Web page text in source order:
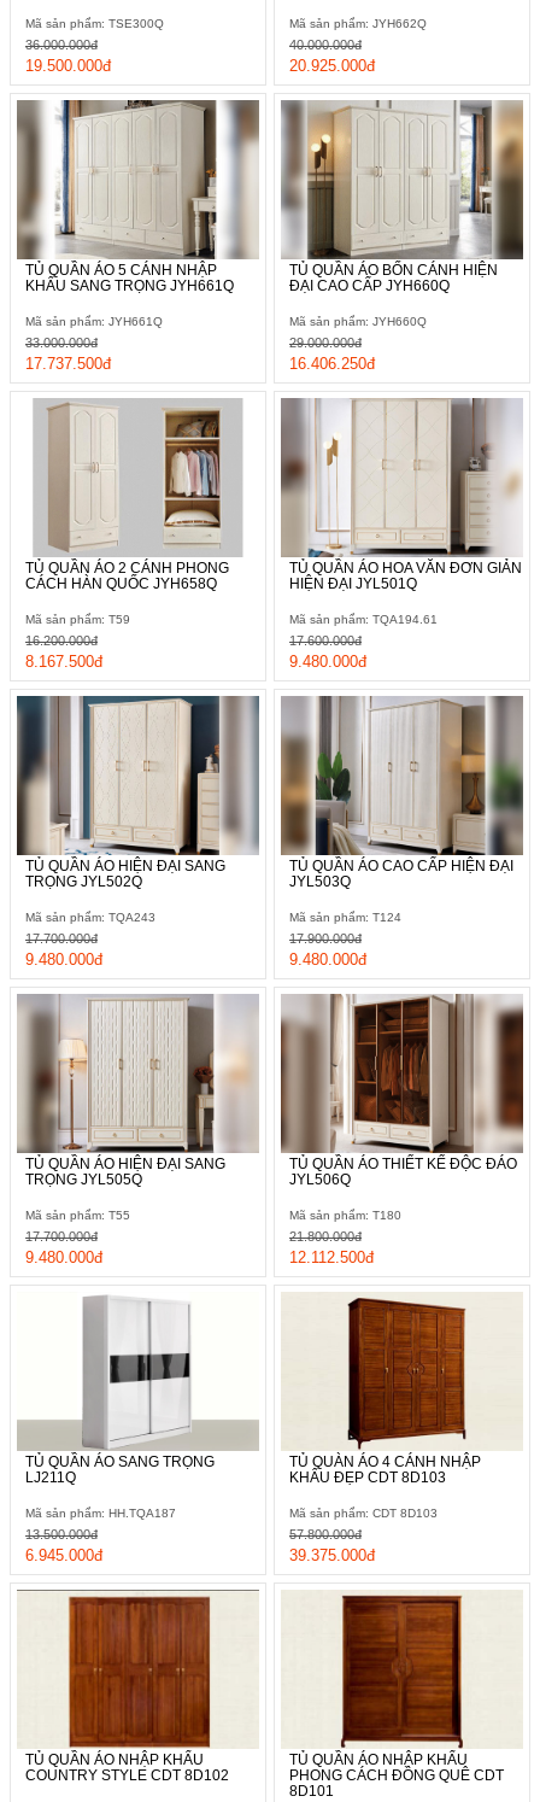
Nếu bạn yêu thích sự mới lạ, đột phá thì kiểu dáng tủ quần áo
kịch trần sẽ là gợi ý hoàn hảo nhất dành cho bạn. Không chỉ tạo
nét chấm phá siêu ấn tượng cho phòng ngủ, nó còn tiết kiệm tối
đa không gian sống. Sản phẩm cực kỳ phù hợp cho nhà trọ,
nhà phố có diện tích khiêm tốn hoặc căn hộ chung cư. Ngoài
thiết kế tủ quần áo sát trần, bạn có thể cân nhắc thêm tủ quần
áo 3 cánh kết hợp tủ góc.
Những mẫu tủ đứng thông thường khiến bạn nhàm chán thì
chiếc tủ quần áo kèm kệ góc này sẽ cuốn hút ánh nhìn của bạn
ngay từ giây phút đầu tiên. Bạn sẽ tiếc "hùi hụi" nếu không thử
sử dụng thiết kế này ít nhất một lần. Sản phẩm là một giải pháp
tuyệt vời cho nội thất phòng ngủ hiện đại khi mang đến tính
thẩm mỹ cao, sự tiện nghi cho gia chủ.
Mã sản phẩm: TSE300Q
19.500.000đ
36.000.000đ
Mã sản phẩm: JYH662Q
20.925.000đ
40.000.000đ
TỦ QUẦN ÁO 5 CÁNH NHẬP
KHẨU SANG TRỌNG JYH661Q
Mã sản phẩm: JYH661Q
17.737.500đ
33.000.000đ
TỦ QUẦN ÁO BỐN CÁNH HIỆN
ĐẠI CAO CẤP JYH660Q
Mã sản phẩm: JYH660Q
16.406.250đ
29.000.000đ
TỦ QUẦN ÁO 2 CÁNH PHONG
CÁCH HÀN QUỐC JYH658Q
Mã sản phẩm: T59
8.167.500đ
16.200.000đ
TỦ QUẦN ÁO HOA VĂN ĐƠN GIẢN
HIỆN ĐẠI JYL501Q
Mã sản phẩm: TQA194.61
9.480.000đ
17.600.000đ
TỦ QUẦN ÁO HIỆN ĐẠI SANG
TRỌNG JYL502Q
Mã sản phẩm: TQA243
9.480.000đ
17.700.000đ
TỦ QUẦN ÁO CAO CẤP HIỆN ĐẠI
JYL503Q
Mã sản phẩm: T124
9.480.000đ
17.900.000đ
TỦ QUẦN ÁO HIỆN ĐẠI SANG
TRỌNG JYL505Q
Mã sản phẩm: T55
9.480.000đ
17.700.000đ
TỦ QUẦN ÁO THIẾT KẾ ĐỘC ĐÁO
JYL506Q
Mã sản phẩm: T180
12.112.500đ
21.800.000đ
TỦ QUẦN ÁO SANG TRỌNG
LJ211Q
Mã sản phẩm: HH.TQA187
6.945.000đ
13.500.000đ
TỦ QUÀN ÁO 4 CÁNH NHẬP
KHẨU ĐẸP CDT 8D103
Mã sản phẩm: CDT 8D103
39.375.000đ
57.800.000đ
TỦ QUẦN ÁO NHẬP KHẨU
COUNTRY STYLE CDT 8D102
TỦ QUẦN ÁO NHẬP KHẨU
PHONG CÁCH ĐỒNG QUÊ CDT
8D101